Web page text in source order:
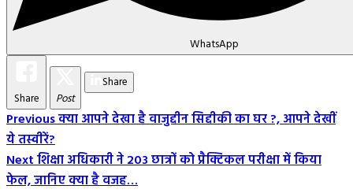
WhatsApp
Share Post
Share
Post
Navigation
Previousक्या आपने देखा है वाजुद्दीन सिद्दीकी का घर ?, आपने देखीं
ये तस्वीरें?
Nextशिक्षा अधिकारी ने 203 छात्रों को प्रैक्टिकल परीक्षा में किया
फेल, जानिए क्या है वजह…